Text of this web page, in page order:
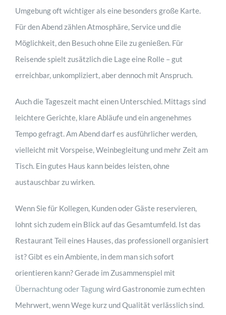
Umgebung oft wichtiger als eine besonders große Karte.
Für den Abend zählen Atmosphäre, Service und die
Möglichkeit, den Besuch ohne Eile zu genießen. Für
Reisende spielt zusätzlich die Lage eine Rolle – gut
erreichbar, unkompliziert, aber dennoch mit Anspruch.
Auch die Tageszeit macht einen Unterschied. Mittags sind
leichtere Gerichte, klare Abläufe und ein angenehmes
Tempo gefragt. Am Abend darf es ausführlicher werden,
vielleicht mit Vorspeise, Weinbegleitung und mehr Zeit am
Tisch. Ein gutes Haus kann beides leisten, ohne
austauschbar zu wirken.
Wenn Sie für Kollegen, Kunden oder Gäste reservieren,
lohnt sich zudem ein Blick auf das Gesamtumfeld. Ist das
Restaurant Teil eines Hauses, das professionell organisiert
ist? Gibt es ein Ambiente, in dem man sich sofort
orientieren kann? Gerade im Zusammenspiel mit
Übernachtung oder Tagungwird Gastronomie zum echten
Mehrwert, wenn Wege kurz und Qualität verlässlich sind.